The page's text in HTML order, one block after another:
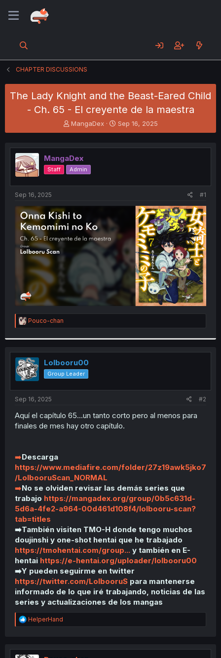
CHAPTER DISCUSSIONS
The Lady Knight and the Beast-Eared Child
- Ch. 65 - El creyente de la maestra
T
h
e
a
d
s
t
e
r
MangaDex
S
t
r
t
Sep 16, 2025
MangaDex
Staff Admin
Sep 16, 2025 #1
R
e
t
i
o
n
s
:
Pouco-chan
Lolbooru00
Group Leader
Sep 16, 2025 #2
Aquí el capítulo 65...un tanto corto pero al menos para
finales de mes hay otro capítulo.
➡️Descarga
https://www.mediafire.com/folder/27z19awk5jko7
/LolbooruScan_NORMAL
➡️No se olviden revisar las demás series que
trabajo https://mangadex.org/group/0b5c631d-
5d6a-4fe2-a964-00d461d108f4/lolbooru-scan?
tab=titles
➡️También visiten TMO-H donde tengo muchos
doujinshi y one-shot hentai que he trabajado
https://tmohentai.com/group... y también en E-
hentai https://e-hentai.org/uploader/lolbooru00
➡️Y pueden seguirme en twitter
https://twitter.com/LolbooruS para mantenerse
informado de lo que iré trabajando, noticias de las
series y actualizaciones de los mangas
R
e
t
HelperHand